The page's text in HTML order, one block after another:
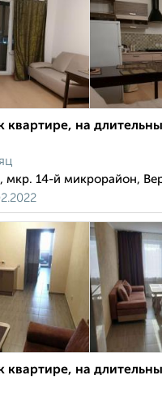
квартире, на
14-й микрорайон,
квартире, на